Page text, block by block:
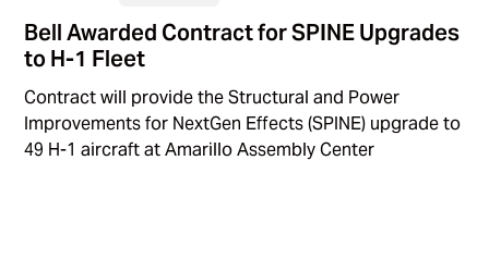
Bell Awarded Contract for SPINE Upgrades
to H-1 Fleet
Contract will provide the Structural and Power
Improvements for NextGen Effects (SPINE) upgrade to
49 H-1 aircraft at Amarillo Assembly Center